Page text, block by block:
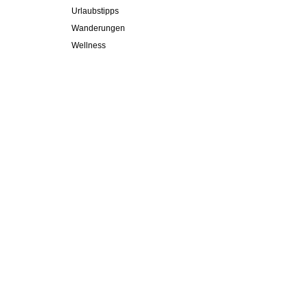
Urlaubstipps
Wanderungen
Wellness